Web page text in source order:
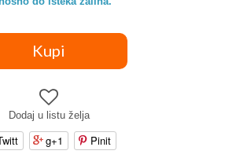
Dodaj u listu želja
g+1 Pinit